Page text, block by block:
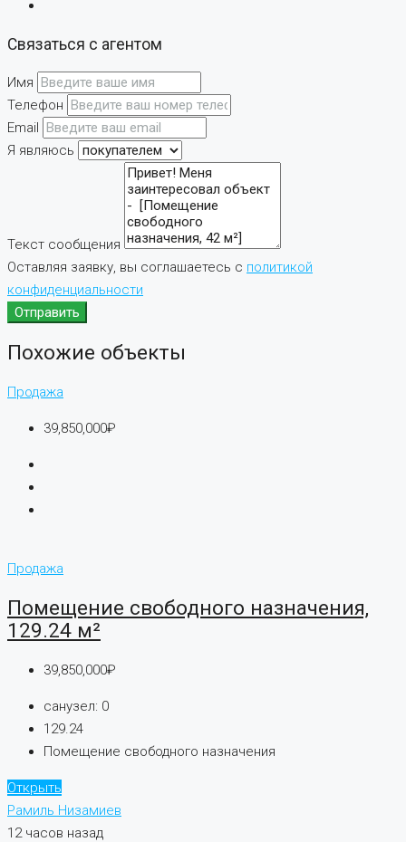
Связаться с агентом
Имя
Телефон
Email
Я являюсь
Текст сообщения
Оставляя заявку, вы соглашаетесь с политикой
конфиденциальности
Отправить
Похожие объекты
Продажа
39,850,000₽
Продажа
Помещение свободного назначения,
129.24 м²
39,850,000₽
санузел: 0
129.24
Помещение свободного назначения
Открыть
Рамиль Низамиев
12 часов назад